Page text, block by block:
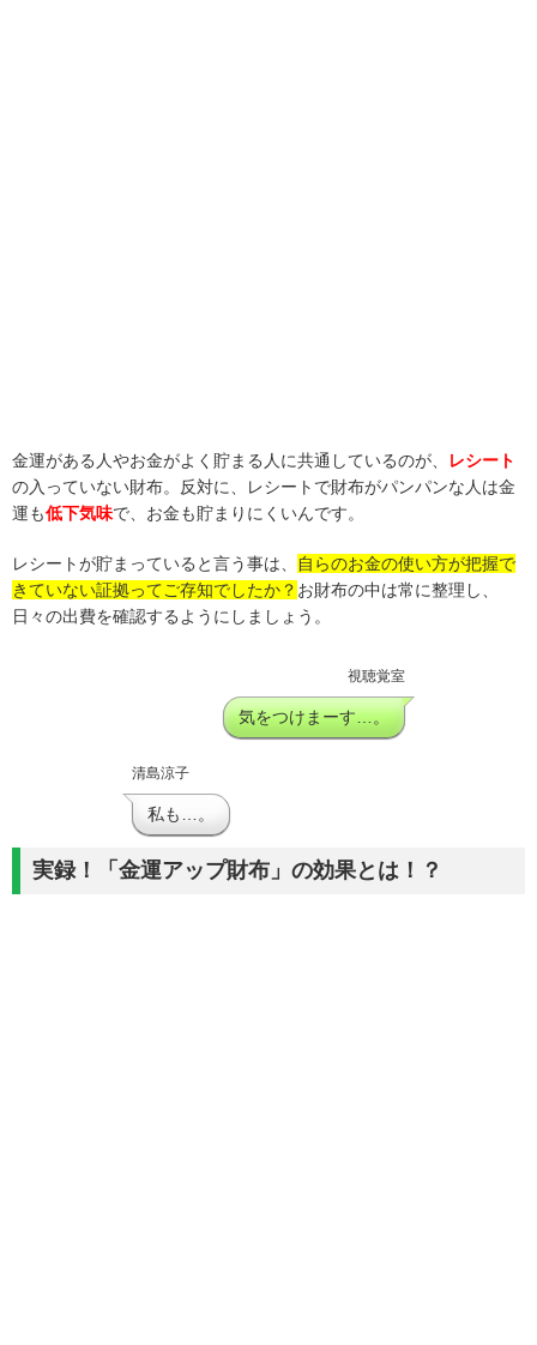
金運がある人やお金がよく貯まる人に共通しているのが、
レシート
の入っていない財布。反対に、レシートで財布がパンパンな人は金
運も低下気味で、お金も貯まりにくいんです。
レシートが貯まっていると言う事は、
自らのお金の使い方が把握で
きていない証拠ってご存知でしたか？ お財布の中は常に整理し、
日々の出費を確認するようにしましょう。
視聴覚室
気をつけまーす…。
清島涼子
私も…。
実録！「金運アップ財布」の効果とは！？